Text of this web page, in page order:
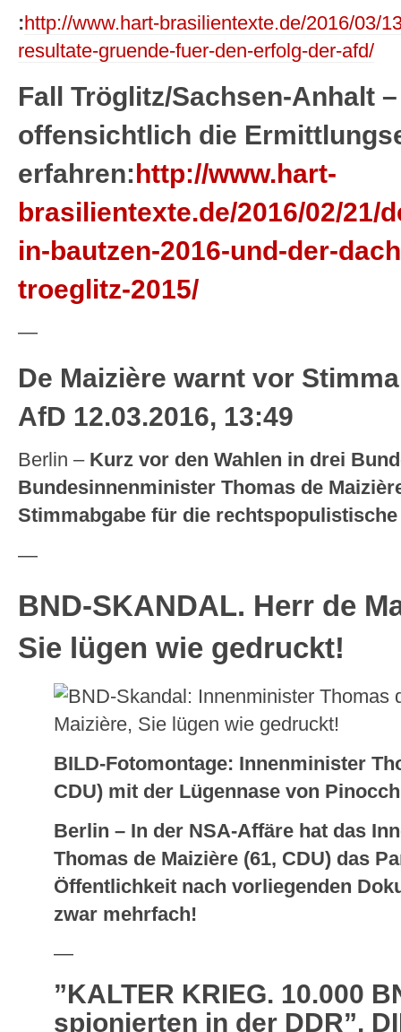
:http://www.hart-brasilientexte.de/2016/03/
resultate-gruende-fuer-den-erfolg-der-afd/
Fall Tröglitz/Sachsen-Anhalt
offensichtlich die
erfahren: http://www.hart-
brasilientexte.de/2016/02/21/
in-bautzen-2016-und-der-
troeglitz-2015/
—
De Maizière warnt vor
AfD 12.03.2016, 13:49
Berlin – Kurz vor den Wahlen in drei
Bundesinnenminister Thomas de
Stimmabgabe für die
—
BND-SKANDAL. Herr de
Sie lügen wie gedruckt!
BILD-Fotomontage: Innenminister
CDU) mit der Lügennase von
Berlin – In der NSA-Affäre hat das
Thomas de Maizière (61, CDU) das
Öffentlichkeit nach vorliegenden
zwar mehrfach!
—
”KALTER KRIEG. 10.000
spionierten in der DDR”.